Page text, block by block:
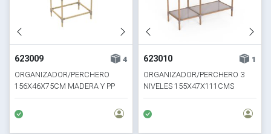
623009
4
ORGANIZADOR/PERCHERO
156X46X75CM MADERA Y PP
623010
1
ORGANIZADOR/PERCHERO 3
NIVELES 155X47X111CMS
MADERA Y PP